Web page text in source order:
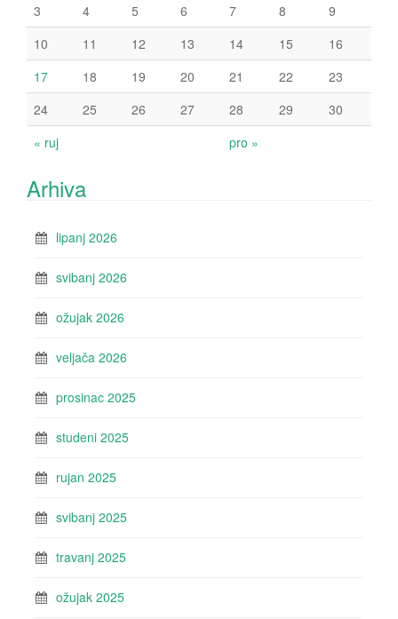
« ruj pro »
3 4 5 6 7 8
9
10
11 12 13 14 15
16
17
18 19 20 21 22
23
24
25 26 27 28 29 30
Arhiva
lipanj 2026
svibanj 2026
ožujak 2026
veljača 2026
prosinac 2025
studeni 2025
rujan 2025
svibanj 2025
travanj 2025
ožujak 2025